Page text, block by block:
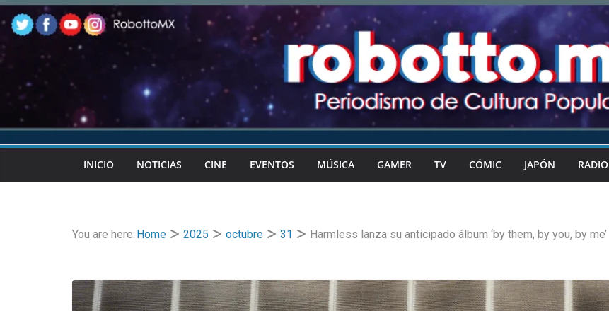
Skip
to
content
INICIO NOTICIAS CINE EVENTOS MÚSICA GAMER TV CÓMIC JAPÓN RADIO
You are here: Home 2025 octubre 31 Harmless lanza su anticipado álbum ‘by them, by you, by me’